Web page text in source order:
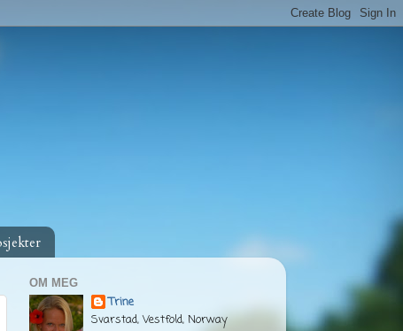
OM MEG
Trine
Svarstad, Vestfold, Norway